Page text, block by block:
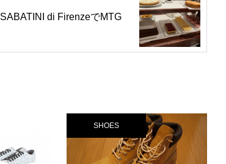
SABATINI di FirenzeでMTG
SHOES